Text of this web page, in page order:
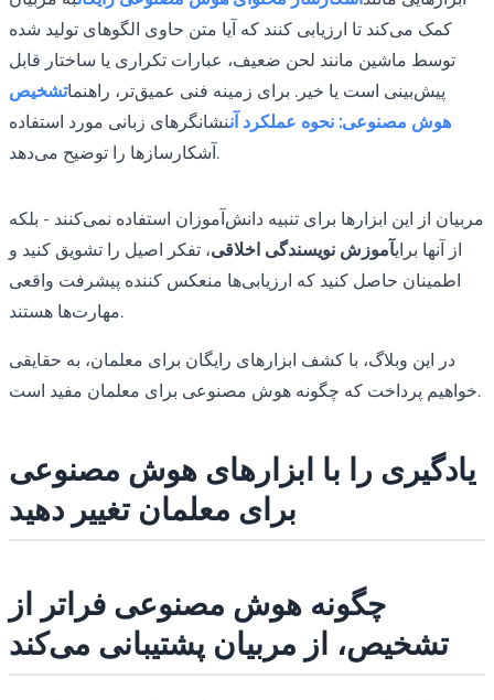
کمک می‌کند تا ارزیابی کنند که آیا متن حاوی الگوهای تولید شده
توسط ماشین مانند لحن ضعیف، عبارات تکراری یا ساختار قابل
پیش‌بینی است یا خیر. برای زمینه فنی عمیق‌تر، راهنماتشخیص
هوش مصنوعی: نحوه عملکرد آننشانگرهای زبانی مورد استفاده
آشکارسازها را توضیح می‌دهد.
مربیان از این ابزارها برای تنبیه دانش‌آموزان استفاده نمی‌کنند - بلکه
از آنها برایآموزش نویسندگی اخلاقی، تفکر اصیل را تشویق کنید و
اطمینان حاصل کنید که ارزیابی‌ها منعکس کننده پیشرفت واقعی
مهارت‌ها هستند.
در این وبلاگ، با کشف ابزارهای رایگان برای معلمان، به حقایقی
خواهیم پرداخت که چگونه هوش مصنوعی برای معلمان مفید است.
یادگیری را با ابزارهای هوش مصنوعی
برای معلمان تغییر دهید
چگونه هوش مصنوعی فراتر از
تشخیص، از مربیان پشتیبانی می‌کند